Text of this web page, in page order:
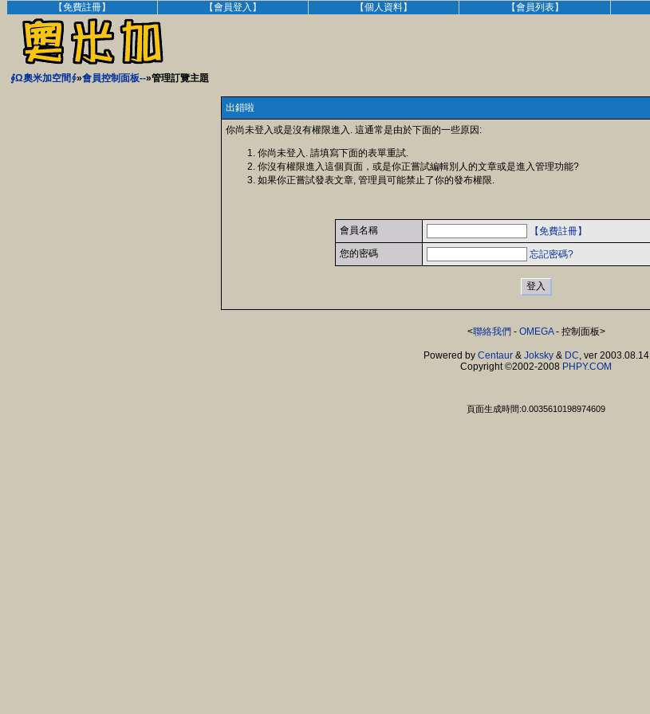
【免費註冊】 【會員登入】 【個人資料】 【會員列表】
∮Ω奧米加空間∮»會員控制面板--»管理訂覽主題
出錯啦
你尚未登入或是沒有權限進入. 這通常是由於下面的一些原因:
你尚未登入. 請填寫下面的表單重試.
你沒有權限進入這個頁面，或是你正嘗試編輯別人的文章或是進入管理功能?
如果你正嘗試發表文章, 管理員可能禁止了你的發布權限.
會員名稱
【免費註冊】
您的密碼
忘記密碼?
<聯絡我們 - OMEGA- 控制面板>
Powered by Centaur& Joksky& DC, ver 2003.08.14
Copyright ©2002-2008 PHPY.COM
頁面生成時間:0.0035610198974609